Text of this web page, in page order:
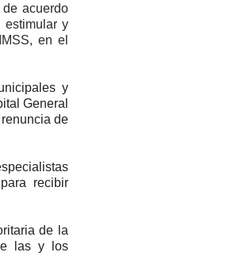
acuerdo
estimular y
en el
y
General
de
recibir
de la
las y los